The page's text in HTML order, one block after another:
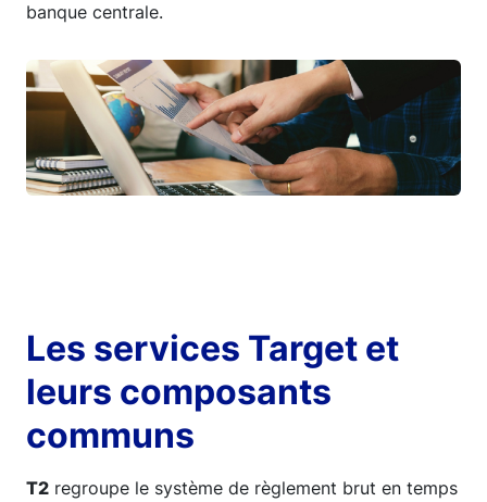
banque centrale.
Les services Target et
leurs composants
communs
T2 regroupe le système de règlement brut en temps